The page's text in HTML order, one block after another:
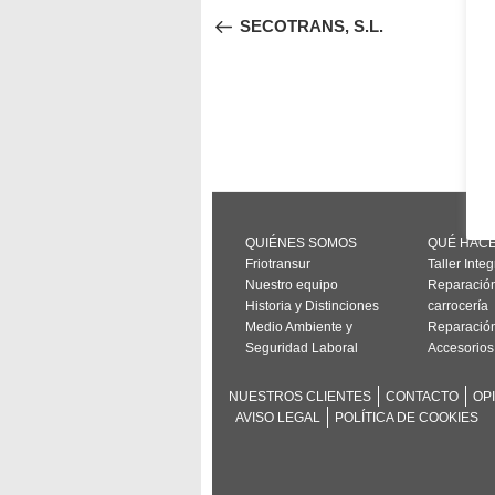
de
anterior:
SECOTRANS, S.L.
QUIÉNES SOMOS
Friotransur
Nuestro equipo
Historia y Distinciones
Medio Ambiente y
Seguridad Laboral
QUÉ
Taller
carrocería
Accesorios
NUESTROS CLIENTES CONTACTO
AVISO LEGAL
POLÍTICA DE COOKIES